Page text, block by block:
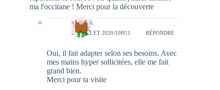
ma l'occitane ! Merci pour la découverte
natieak
27 JUILLET 2020/10H11 RÉPONDRE
Oui, il fait adapter selon ses besoins. Avec
mes mains hyper sollicitées, elle me fait
grand bien.
Merci pour ta visite